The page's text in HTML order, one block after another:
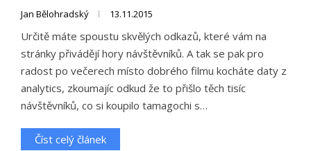
Jan Bělohradský 13.11.2015
Určitě máte spoustu skvělých odkazů, které vám na
stránky přivádějí hory návštěvníků. A tak se pak pro
radost po večerech místo dobrého filmu kocháte daty z
analytics, zkoumajíc odkud že to přišlo těch tisíc
návštěvníků, co si koupilo tamagochi s…
Číst celý článek